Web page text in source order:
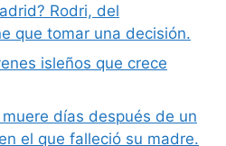
Rodri, del
que tomar una decisión.
isleños que crece
días después de un
el que falleció su madre.